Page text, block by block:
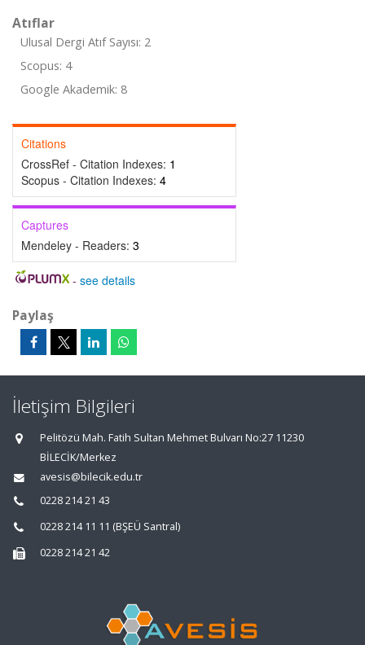
Atıflar
Ulusal Dergi Atıf Sayısı: 2
Scopus: 4
Google Akademik: 8
Citations
CrossRef - Citation Indexes: 1
Scopus - Citation Indexes: 4
Captures
Mendeley - Readers: 3
- see details
Paylaş
İletişim Bilgileri
Pelitözü Mah. Fatih Sultan Mehmet Bulvarı No:27 11230
BİLECİK/Merkez
avesis@bilecik.edu.tr
0228 214 21 43
0228 214 11 11 (BŞEÜ Santral)
0228 214 21 42